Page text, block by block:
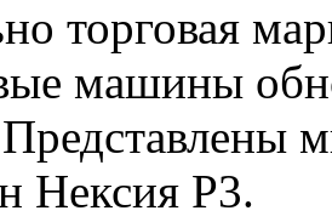
торговая
машины
Представлены
Нексия Р3.